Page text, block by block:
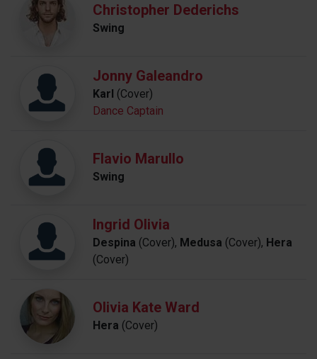
Christopher Dederichs
Swing
Jonny Galeandro
Karl (Cover)
Dance Captain
Flavio Marullo
Swing
Ingrid Olivia
Despina (Cover), Medusa (Cover), Hera
(Cover)
Olivia Kate Ward
Hera (Cover)